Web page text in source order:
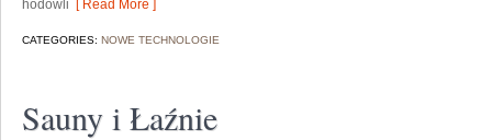
hodowli [ Read More ]
CATEGORIES: NOWE TECHNOLOGIE
Sauny i Łaźnie